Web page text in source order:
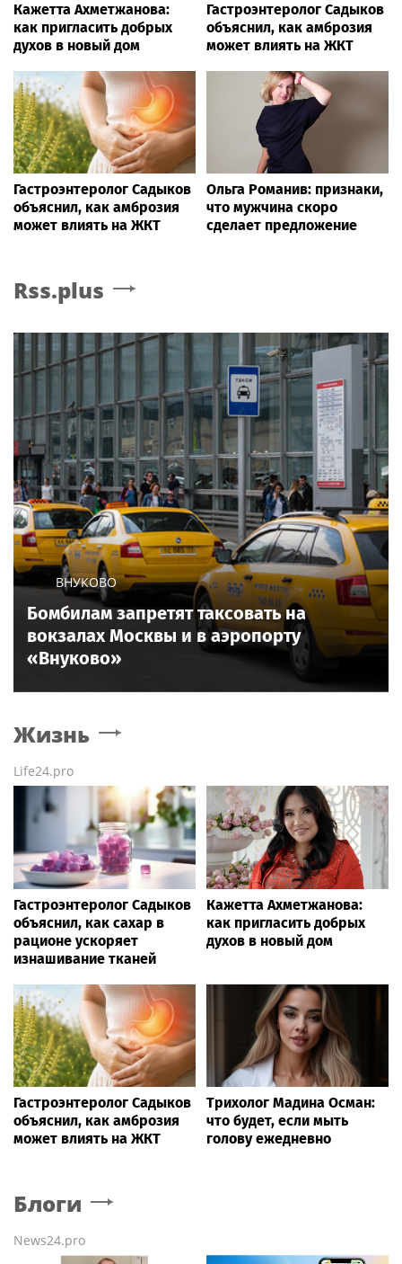
Кажетта Ахметжанова:
как пригласить добрых
духов в новый дом
Гастроэнтеролог Садыков
объяснил, как амброзия
может влиять на ЖКТ
Гастроэнтеролог Садыков
объяснил, как амброзия
может влиять на ЖКТ
Ольга Романив: признаки,
что мужчина скоро
сделает предложение
Rss.plus
ВНУКОВО
Бомбилам запретят таксовать на
вокзалах Москвы и в аэропорту
«Внуково»
Жизнь
Life24.pro
Гастроэнтеролог Садыков
объяснил, как сахар в
рационе ускоряет
изнашивание тканей
Кажетта Ахметжанова:
как пригласить добрых
духов в новый дом
Гастроэнтеролог Садыков
объяснил, как амброзия
может влиять на ЖКТ
Трихолог Мадина Осман:
что будет, если мыть
голову ежедневно
Блоги
News24.pro